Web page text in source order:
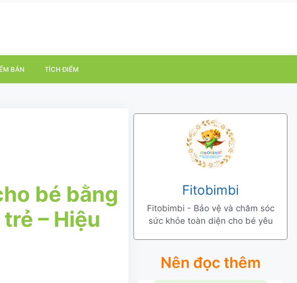
BÁN TÍCH ĐIỂM
bé bằng
– Hiệu
Fitobimbi
Fitobimbi - Bảo vệ và chăm sóc
sức khỏe toàn diện cho bé yêu
Nên đọc thêm